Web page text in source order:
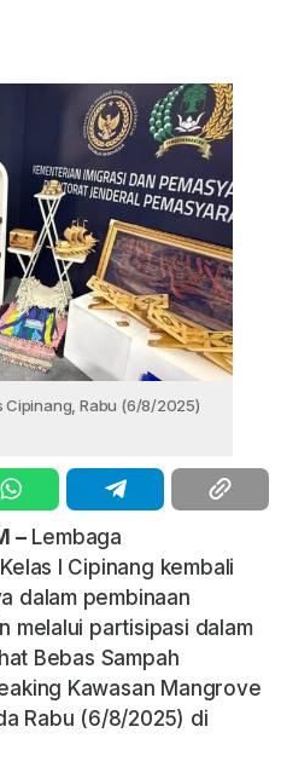
Cipinang, Rabu (6/8/2025)
–Lembaga
I Cipinang kembali
dalam pembinaan
melalui partisipasi dalam
Bebas Sampah
Kawasan Mangrove
Rabu (6/8/2025) di